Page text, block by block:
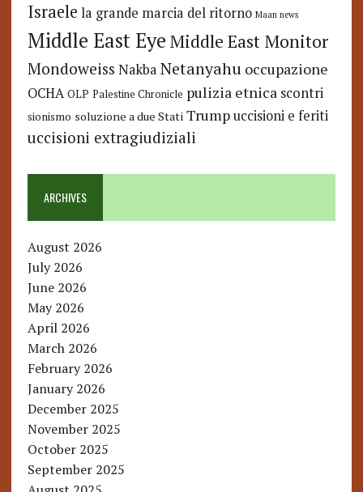
Israele la grande marcia del ritorno Maan news
Middle East Eye Middle East Monitor
Mondoweiss Nakba Netanyahu occupazione
OCHA OLP Palestine Chronicle pulizia etnica scontri
sionismo soluzione a due Stati Trump uccisioni e feriti
uccisioni extragiudiziali
ARCHIVES
August 2026
July 2026
June 2026
May 2026
April 2026
March 2026
February 2026
January 2026
December 2025
November 2025
October 2025
September 2025